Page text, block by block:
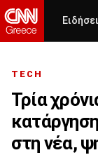
TECH
Τρία
στη νέα,